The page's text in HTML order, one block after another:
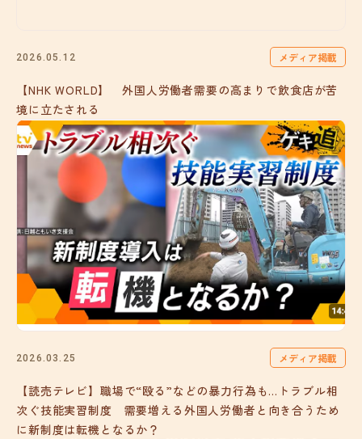
2026.05.12 メディア掲載
【NHK WORLD】 外国人労働者需要の高まりで飲食店が苦
境に立たされる
2026.03.25 メディア掲載
【読売テレビ】職場で“殴る”などの暴力行為も…トラブル相
次ぐ技能実習制度 需要増える外国人労働者と向き合うため
に新制度は転機となるか？